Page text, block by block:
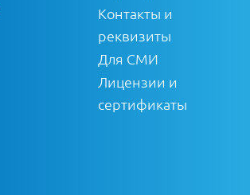
Контакты и
реквизиты
Для СМИ
Лицензии и
сертификаты